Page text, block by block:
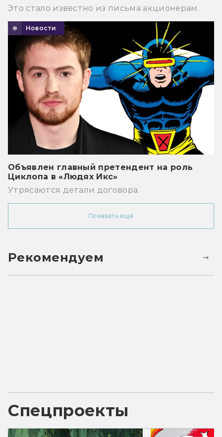
Это стало известно из письма акционерам.
Новости
Объявлен главный претендент на роль
Циклопа в «Людях Икс»
Утрясаются детали договора.
Показать ещё
Рекомендуем
Спецпроекты